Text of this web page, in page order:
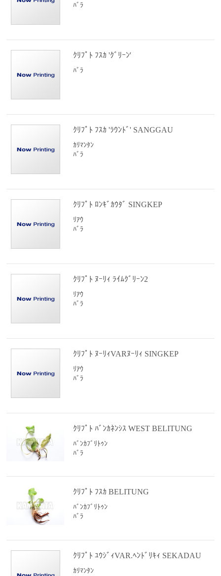
ﾊﾞﾗ
ｸﾘﾌﾟﾄ ﾌｽｶ 'ｸﾞﾘｰﾝ'
ﾊﾞﾗ
ｸﾘﾌﾟﾄ ﾌｽｶ 'ﾗｳﾝﾄﾞ' SANGGAU
ｶﾘﾏﾝﾀﾝ
ﾊﾞﾗ
ｸﾘﾌﾟﾄ ﾛﾝｷﾞｶｳﾀﾞ SINGKEP
ﾘｱｳ
ﾊﾞﾗ
ｸﾘﾌﾟﾄ ﾇｰﾘｨ ﾗｲﾑｸﾞﾘｰﾝ2
ﾘｱｳ
ﾊﾞﾗ
ｸﾘﾌﾟﾄ ﾇｰﾘｨVARﾇｰﾘｨ SINGKEP
ﾘｱｳ
ﾊﾞﾗ
ｸﾘﾌﾟﾄ ﾊﾞﾝｶﾈﾝｼｽ WEST BELITUNG
ﾊﾞﾝｶﾌﾞﾘﾄｩﾝ
ﾊﾞﾗ
ｸﾘﾌﾟﾄ ﾌｽｶ BELITUNG
ﾊﾞﾝｶﾌﾞﾘﾄｩﾝ
ﾊﾞﾗ
ｸﾘﾌﾟﾄ ﾕｳｼﾞｨVAR.ﾍﾝﾄﾞﾘｷｨ SEKADAU
ｶﾘﾏﾝﾀﾝ